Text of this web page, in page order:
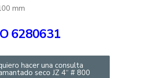
mm
6280631
hacer una consulta
seco JZ 4“ # 800